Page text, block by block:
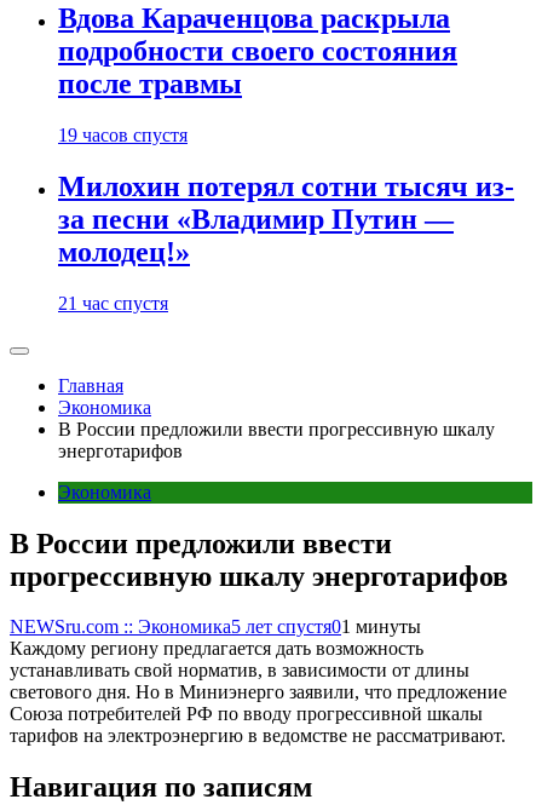
Вдова Караченцова раскрыла
подробности своего состояния
после травмы
19 часов спустя
Милохин потерял сотни тысяч из-
за песни «Владимир Путин —
молодец!»
21 час спустя
Главная
Экономика
В России предложили ввести прогрессивную шкалу
энерготарифов
Экономика
В России предложили ввести
прогрессивную шкалу энерготарифов
NEWSru.com :: Экономика5 лет спустя01 минуты
Каждому региону предлагается дать возможность
устанавливать свой норматив, в зависимости от длины
светового дня. Но в Миниэнерго заявили, что предложение
Союза потребителей РФ по вводу прогрессивной шкалы
тарифов на электроэнергию в ведомстве не рассматривают.
Навигация по записям